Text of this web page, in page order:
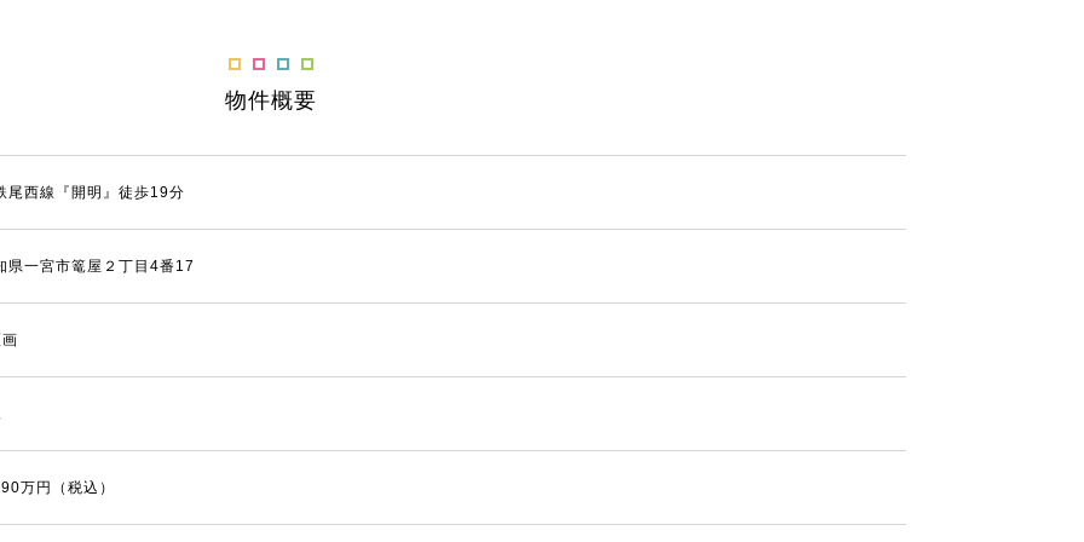
物件概要
尾西線『開明』徒歩19分
県一宮市篭屋２丁目4番17
万円（税込）